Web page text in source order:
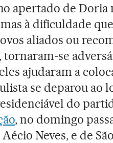
apertado de
à dificuldade
aliados ou
tornaram-se
ajudaram a
se deparou ao
do
, no domingo
Neves, e de